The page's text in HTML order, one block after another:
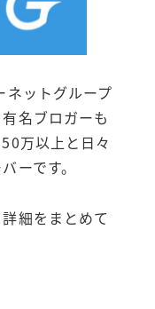
ネットグループ
名ブロガーも
万以上と日々
ーです。
細をまとめて